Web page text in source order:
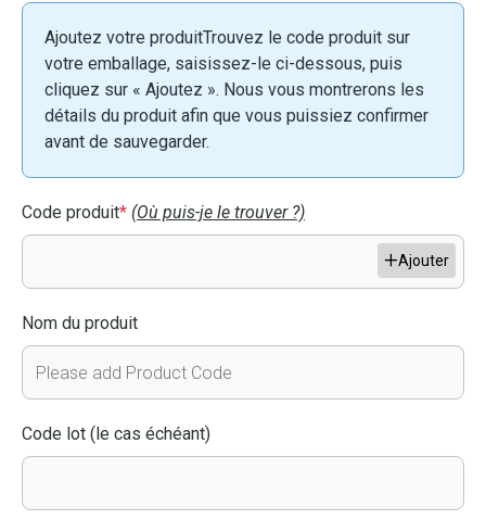
Ajoutez votre produitTrouvez le code produit sur
votre emballage, saisissez-le ci-dessous, puis
cliquez sur « Ajoutez ». Nous vous montrerons les
détails du produit afin que vous puissiez confirmer
avant de sauvegarder.
Code produit* (Où puis-je le trouver ?)
Ajouter
Nom du produit
Code lot (le cas échéant)